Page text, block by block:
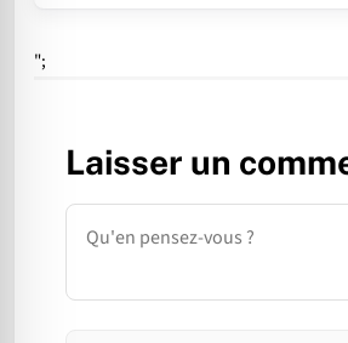
";
Laisser un
Commentaire